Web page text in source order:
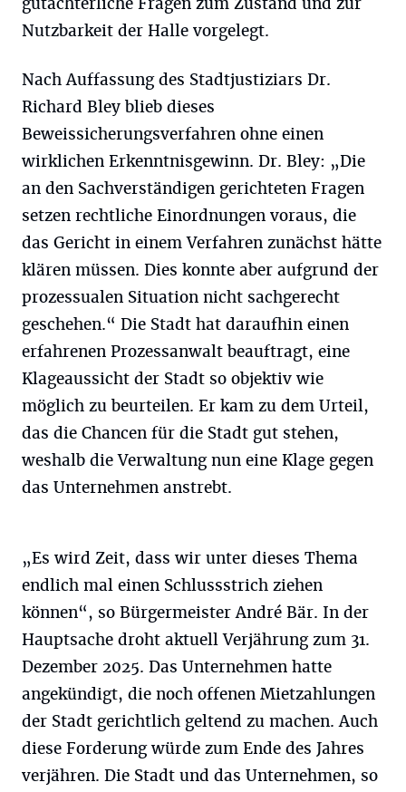
Nutzbarkeit der Halle vorgelegt.
Nach Auffassung des Stadtjustiziars Dr.
Richard Bley blieb dieses
Beweissicherungsverfahren ohne einen
wirklichen Erkenntnisgewinn. Dr. Bley: „Die
an den Sachverständigen gerichteten Fragen
setzen rechtliche Einordnungen voraus, die
das Gericht in einem Verfahren zunächst hätte
klären müssen. Dies konnte aber aufgrund der
prozessualen Situation nicht sachgerecht
geschehen.“ Die Stadt hat daraufhin einen
erfahrenen Prozessanwalt beauftragt, eine
Klageaussicht der Stadt so objektiv wie
möglich zu beurteilen. Er kam zu dem Urteil,
das die Chancen für die Stadt gut stehen,
weshalb die Verwaltung nun eine Klage gegen
das Unternehmen anstrebt.
„Es wird Zeit, dass wir unter dieses Thema
endlich mal einen Schlussstrich ziehen
können“, so Bürgermeister André Bär. In der
Hauptsache droht aktuell Verjährung zum 31.
Dezember 2025. Das Unternehmen hatte
angekündigt, die noch offenen Mietzahlungen
der Stadt gerichtlich geltend zu machen. Auch
diese Forderung würde zum Ende des Jahres
verjähren. Die Stadt und das Unternehmen, so